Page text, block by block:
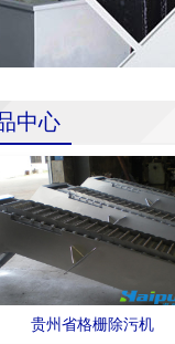
中心
贵州省格栅除污机